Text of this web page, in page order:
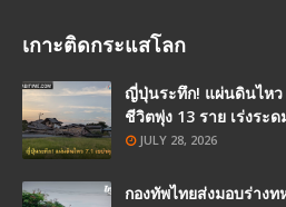
เกาะติดกระแสโลก
ญี่ปุ่นระทึก! แผ่นดินไหว
ชีวิตพุ่ง 13 ราย เร่งระ
JULY 28, 2026
กองทัพไทยส่งมอบร่าง